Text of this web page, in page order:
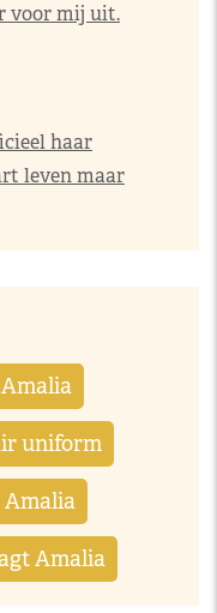
voor mij uit.
haar
leven maar
uniform
Amalia
Amalia